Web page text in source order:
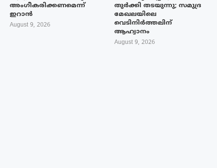
അംഗീകരിക്കണമെന്ന്
ഇറാൻ
August 9, 2026
തുർക്കി തടയുന്നു; സമുദ്ര
മേഖലയിലെ
വെടിനിർത്തലിന്
ആഹ്വാനം
August 9, 2026